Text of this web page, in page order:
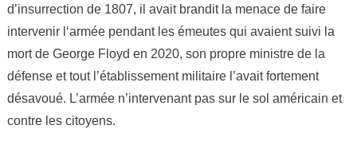
d’insurrection de 1807, il avait brandit la menace de faire
intervenir l‘armée pendant les émeutes qui avaient suivi la
mort de George Floyd en 2020, son propre ministre de la
défense et tout l’établissement militaire l’avait fortement
désavoué. L’armée n’intervenant pas sur le sol américain et
contre les citoyens.